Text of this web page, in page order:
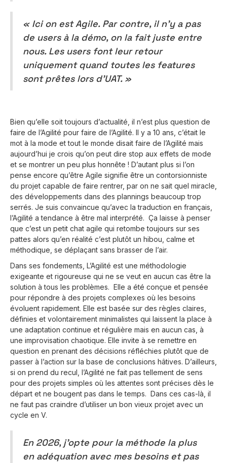
« Ici on est Agile. Par contre, il n’y a pas
de users à la démo, on la fait juste entre
nous. Les users font leur retour
uniquement quand toutes les features
sont prêtes lors d’UAT. »
Bien qu’elle soit toujours d’actualité, il n’est plus question de
faire de l’Agilité pour faire de l’Agilité. Il y a 10 ans, c’était le
mot à la mode et tout le monde disait faire de l’Agilité mais
aujourd’hui je crois qu’on peut dire stop aux effets de mode
et se montrer un peu plus honnête ! D’autant plus si l’on
pense encore qu’être Agile signifie être un contorsionniste
du projet capable de faire rentrer, par on ne sait quel miracle,
des développements dans des plannings beaucoup trop
serrés. Je suis convaincue qu’avec la traduction en français,
l’Agilité a tendance à être mal interprété. Ça laisse à penser
que c’est un petit chat agile qui retombe toujours sur ses
pattes alors qu’en réalité c’est plutôt un hibou, calme et
méthodique, se déplaçant sans brasser de l’air.
Dans ses fondements, L’Agilité est une méthodologie
exigeante et rigoureuse qui ne se veut en aucun cas être la
solution à tous les problèmes. Elle a été conçue et pensée
pour répondre à des projets complexes où les besoins
évoluent rapidement. Elle est basée sur des règles claires,
définies et volontairement minimalistes qui laissent la place à
une adaptation continue et régulière mais en aucun cas, à
une improvisation chaotique. Elle invite à se remettre en
question en prenant des décisions réfléchies plutôt que de
passer à l’action sur la base de conclusions hâtives. D’ailleurs,
si on prend du recul, l’Agilité ne fait pas tellement de sens
pour des projets simples où les attentes sont précises dès le
départ et ne bougent pas dans le temps. Dans ces cas-là, il
ne faut pas craindre d’utiliser un bon vieux projet avec un
cycle en V.
En 2026, j’opte pour la méthode la plus
en adéquation avec mes besoins et pas